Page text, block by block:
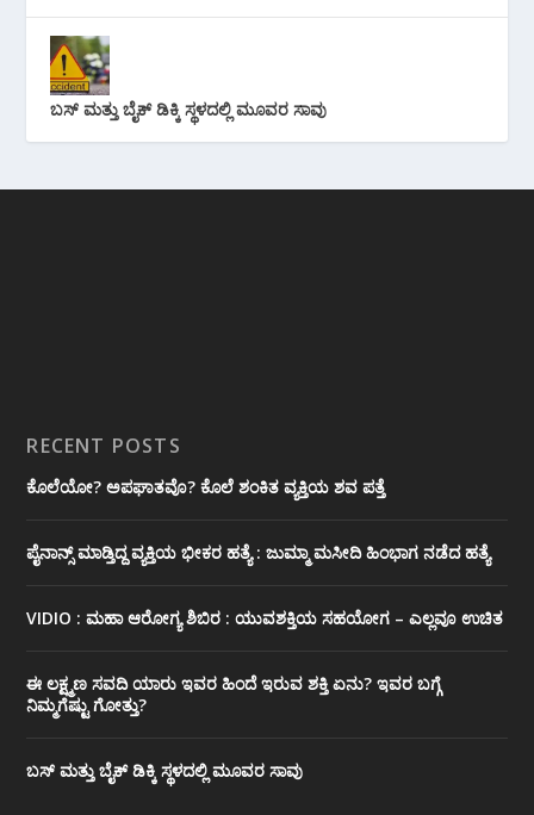
ಬಸ್ ಮತ್ತು ಬೈಕ್ ಡಿಕ್ಕಿ ಸ್ಥಳದಲ್ಲಿ ಮೂವರ ಸಾವು
RECENT POSTS
ಕೊಲೆಯೋ? ಅಪಘಾತವೊ? ಕೊಲೆ ಶಂಕಿತ ವ್ಯಕ್ತಿಯ ಶವ ಪತ್ತೆ
ಪೈನಾನ್ಸ್ ಮಾಡ್ತಿದ್ದ ವ್ಯಕ್ತಿಯ ಭೀಕರ‌ ಹತ್ಯೆ : ಜುಮ್ಮಾ ಮಸೀದಿ ಹಿಂಭಾಗ ನಡೆದ ಹತ್ಯೆ
VIDIO : ಮಹಾ ಆರೋಗ್ಯ ಶಿಬಿರ : ಯುವಶಕ್ತಿಯ ಸಹಯೋಗ – ಎಲ್ಲವೂ ಉಚಿತ
ಈ ಲಕ್ಷ್ಮಣ ಸವದಿ ಯಾರು ಇವರ ಹಿಂದೆ ಇರುವ ಶಕ್ತಿ ಏನು? ಇವರ ಬಗ್ಗೆ
ನಿಮ್ಮಗೆಷ್ಟು ಗೋತ್ತು?
ಬಸ್ ಮತ್ತು ಬೈಕ್ ಡಿಕ್ಕಿ ಸ್ಥಳದಲ್ಲಿ ಮೂವರ ಸಾವು